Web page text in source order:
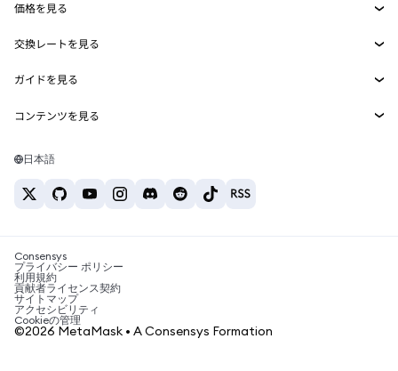
MetaMask Connect
Snaps
Web3サービス
セキュリティ
サポート
キャリア
お問い合わせ
価格を見る
イーサリアムの価格
Solanaの価格
Tetherの価格
交換レートを見る
ETH→USD
USDT→INR
BTC→INR
ETH→USDT
ガイドを見る
ETHの購入
USDTの購入
SHIBの購入
BNBの購入
コンテンツを見る
Solanaウォレット
税制関連ニュース
暗号資産の購入方法は？
ビットコインを売るには？
日本語
Consensys
プライバシー ポリシー
利用規約
貢献者ライセンス契約
サイトマップ
アクセシビリティ
Cookieの管理
©2026 MetaMask • A Consensys Formation